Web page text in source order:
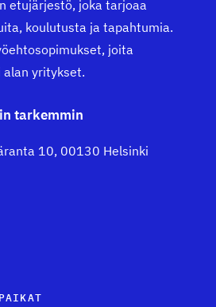
etujärjestö, joka tarjoaa
koulutusta ja tapahtumia.
joita
yritykset.
tarkemmin
10, 00130 Helsinki